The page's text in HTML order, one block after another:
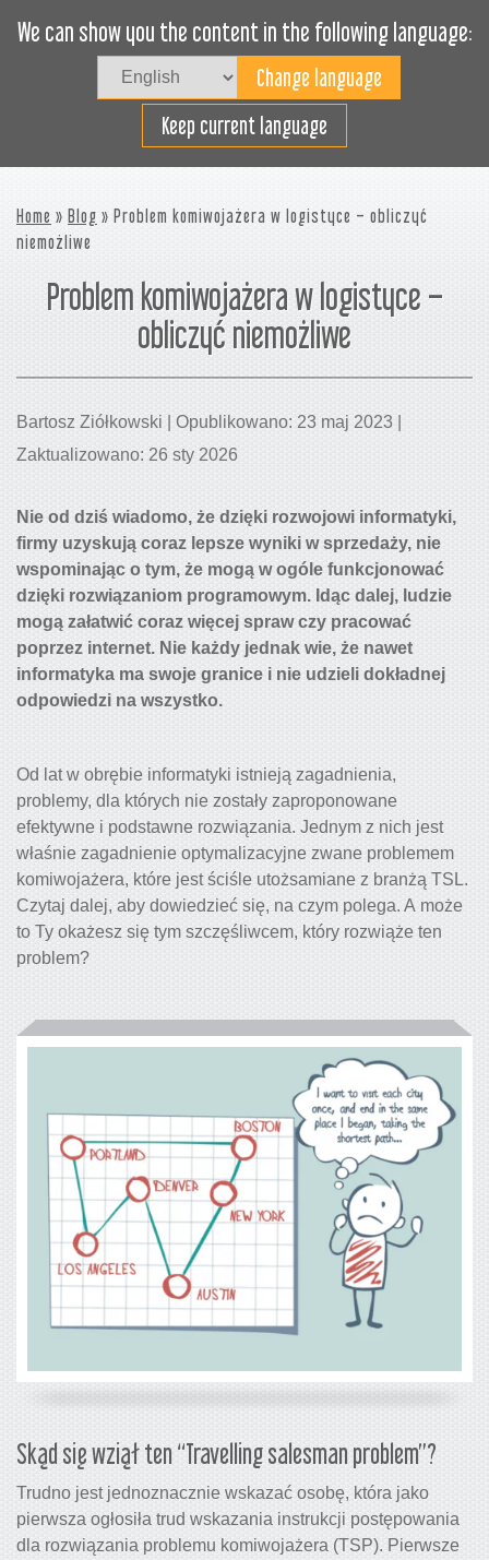
We can show you the content in the following language:
Keep current language
Załaduj sprawnie
Home » Blog » Problem komiwojażera w logistyce – obliczyć
niemożliwe
Problem komiwojażera w logistyce –
obliczyć niemożliwe
Bartosz Ziółkowski | Opublikowano: 23 maj 2023 |
Zaktualizowano: 26 sty 2026
Nie od dziś wiadomo, że dzięki rozwojowi informatyki,
firmy uzyskują coraz lepsze wyniki w sprzedaży, nie
wspominając o tym, że mogą w ogóle funkcjonować
dzięki rozwiązaniom programowym. Idąc dalej, ludzie
mogą załatwić coraz więcej spraw czy pracować
poprzez internet. Nie każdy jednak wie, że nawet
informatyka ma swoje granice i nie udzieli dokładnej
odpowiedzi na wszystko.
Od lat w obrębie informatyki istnieją zagadnienia,
problemy, dla których nie zostały zaproponowane
efektywne i podstawne rozwiązania. Jednym z nich jest
właśnie zagadnienie optymalizacyjne zwane problemem
komiwojażera, które jest ściśle utożsamiane z branżą TSL.
Czytaj dalej, aby dowiedzieć się, na czym polega. A może
to Ty okażesz się tym szczęśliwcem, który rozwiąże ten
problem?
Skąd się wziął ten “Travelling salesman problem”?
Trudno jest jednoznacznie wskazać osobę, która jako
pierwsza ogłosiła trud wskazania instrukcji postępowania
dla rozwiązania problemu komiwojażera (TSP). Pierwsze